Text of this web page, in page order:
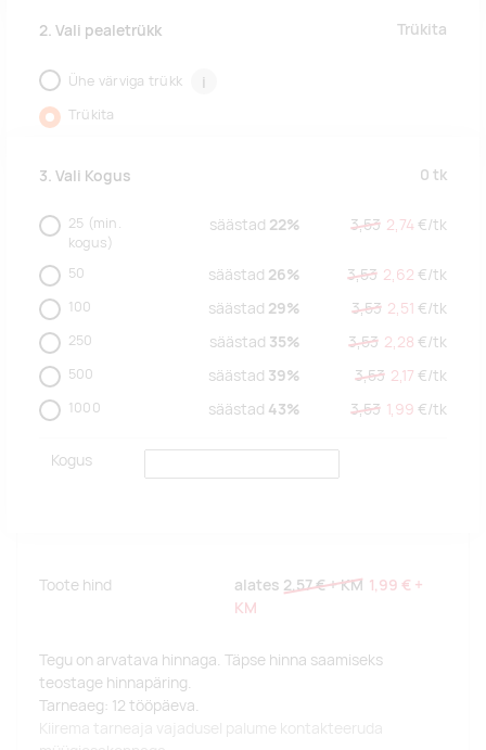
2. Vali pealetrükk Trükita
Ühe värviga trükk i
Trükita
3. Vali Kogus 0 tk
25 (min.
kogus)
säästad 22% 3,53 2,74 €/tk
50 säästad 26% 3,53 2,62 €/tk
100 säästad 29% 3,53 2,51 €/tk
250 säästad 35% 3,53 2,28 €/tk
500 säästad 39% 3,53 2,17 €/tk
1000 säästad 43% 3,53 1,99 €/tk
Kogus
Toote hind alates 2,57 €+ KM 1,99 € +
KM
Tegu on arvatava hinnaga. Täpse hinna saamiseks
teostage hinnapäring.
Tarneaeg: 12 tööpäeva.
Kiirema tarneaja vajadusel palume kontakteeruda